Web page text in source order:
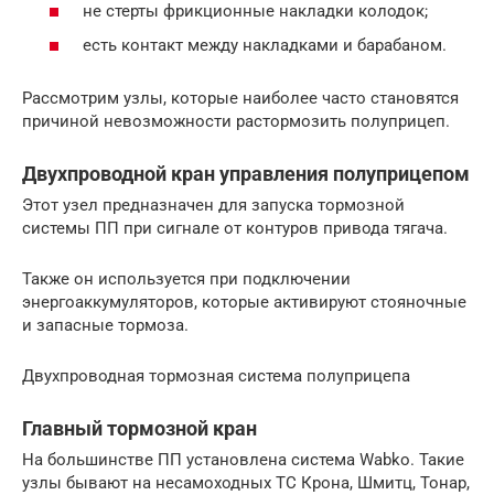
не стерты фрикционные накладки колодок;
есть контакт между накладками и барабаном.
Рассмотрим узлы, которые наиболее часто становятся
причиной невозможности растормозить полуприцеп.
Двухпроводной кран управления полуприцепом
Этот узел предназначен для запуска тормозной
системы ПП при сигнале от контуров привода тягача.
Также он используется при подключении
энергоаккумуляторов, которые активируют стояночные
и запасные тормоза.
Двухпроводная тормозная система полуприцепа
Главный тормозной кран
На большинстве ПП установлена система Wabko. Такие
узлы бывают на несамоходных ТС Крона, Шмитц, Тонар,